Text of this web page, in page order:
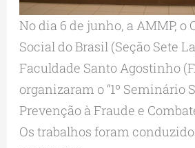
No dia 6 de junho, a AMMP, o
Social do Brasil (Seção Sete
Faculdade Santo Agostinho
organizaram o “1º Seminário
Prevenção à Fraude e
Os trabalhos foram